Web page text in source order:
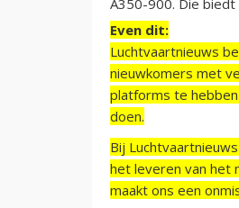
Even dit:
Luchtvaartnieuws
nieuwkomers met
platforms te
doen.
Bij
het leveren van het
maakt ons een